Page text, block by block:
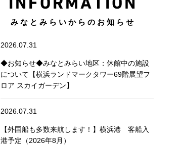
INFORMATION
みなとみらいからのお知らせ
2026.07.31
◆お知らせ◆みなとみらい地区：休館中の施設
について【横浜ランドマークタワー69階展望フ
ロア スカイガーデン】
2026.07.31
【外国船も多数来航します！】横浜港 客船入
港予定（2026年8月）